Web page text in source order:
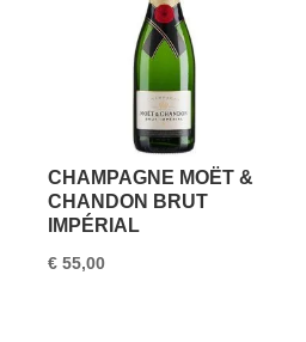
CHAMPAGNE MOËT &
CHANDON BRUT
IMPÉRIAL
€ 55,00